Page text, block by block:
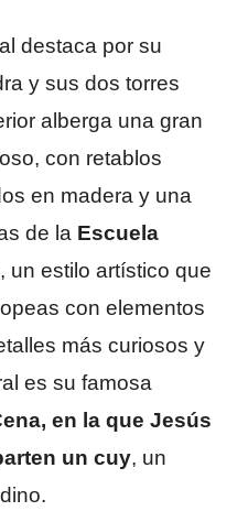
destaca por su
y sus dos torres
alberga una gran
con retablos
en madera y una
de la Escuela
, un estilo artístico que
con elementos
más curiosos y
es su famosa
en la que Jesús
un cuy, un